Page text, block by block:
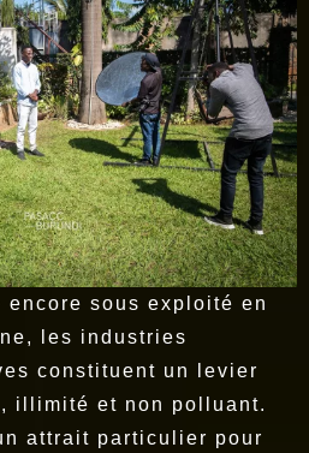
encore sous exploité en
les industries
constituent un levier
illimité et non polluant.
attrait particulier pour